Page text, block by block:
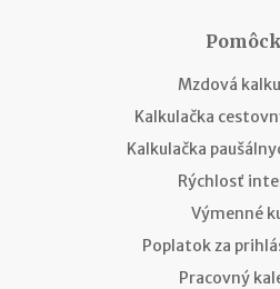
Mzdová
Kalkulačka
Kalkulačka
Rýchlosť
Výmenné
Poplatok za
Pracovný